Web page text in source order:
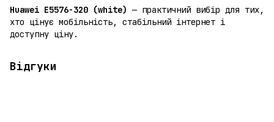
Huawei E5576-320 (white) — практичний вибір для тих,
хто цінує мобільність, стабільний інтернет і
доступну ціну.
Відгуки